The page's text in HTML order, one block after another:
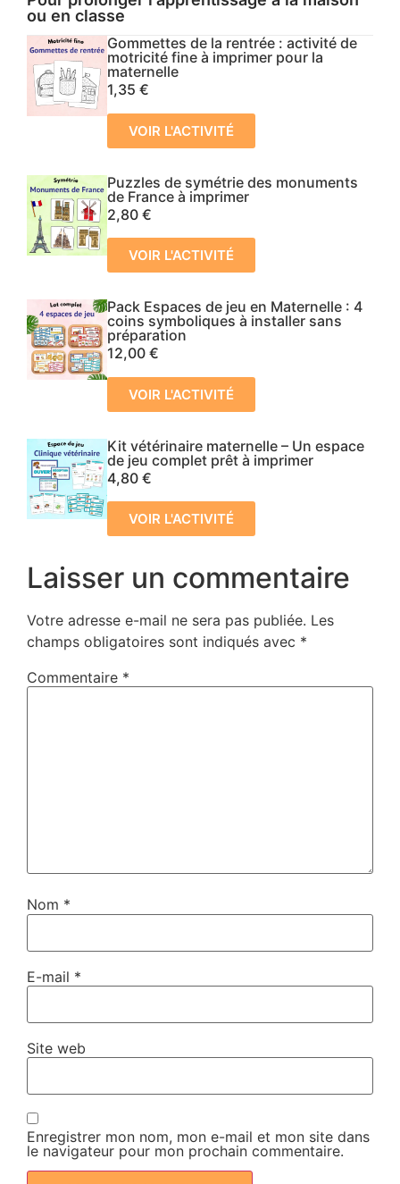
ou en classe
Gommettes de la rentrée : activité de
motricité fine à imprimer pour la
maternelle
1,35 €
VOIR L'ACTIVITÉ
Puzzles de symétrie des monuments
de France à imprimer
2,80 €
VOIR L'ACTIVITÉ
Pack Espaces de jeu en Maternelle : 4
coins symboliques à installer sans
préparation
12,00 €
VOIR L'ACTIVITÉ
Kit vétérinaire maternelle – Un espace
de jeu complet prêt à imprimer
4,80 €
VOIR L'ACTIVITÉ
Laisser un commentaire
Votre adresse e-mail ne sera pas publiée. Les
champs obligatoires sont indiqués avec *
Commentaire *
Nom *
E-mail *
Site web
Enregistrer mon nom, mon e-mail et mon site dans
le navigateur pour mon prochain commentaire.